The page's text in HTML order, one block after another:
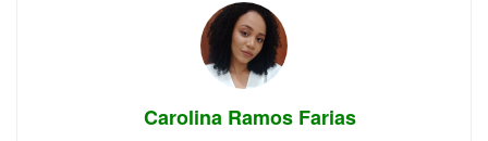
Carolina Ramos Farias